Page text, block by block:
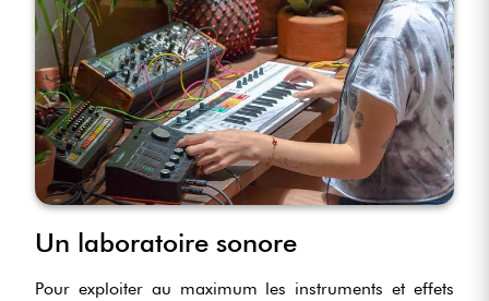
Un laboratoire sonore
Pour exploiter au maximum les instruments et effets